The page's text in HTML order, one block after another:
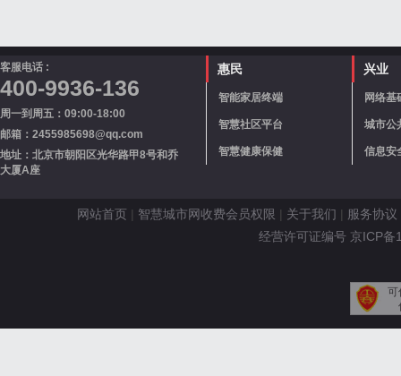
客服电话 :
400-9936-136
周一到周五：09:00-18:00
邮箱：2455985698@qq.com
地址：北京市朝阳区光华路甲8号和乔
大厦A座
惠民
智能家居终端
智慧社区平台
智慧健康保健
兴业
网络基
城市公
信息安
网站首页 | 智慧城市网收费会员权限 | 关于我们 | 服务协议
经营许可证编号 京ICP
可